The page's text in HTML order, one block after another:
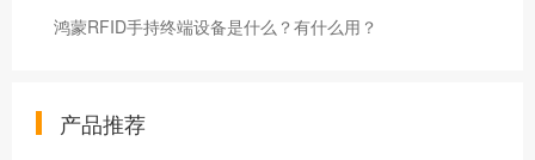
鸿蒙RFID手持终端设备是什么？有什么用？
产品推荐